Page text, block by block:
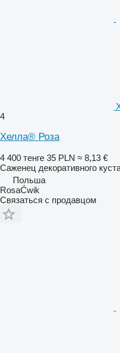
4
Хелла® Роза
4 400 тенге 35 PLN ≈ 8,13 €
Саженец декоративного
Польша
RosaĆwik
Связаться с продавцом